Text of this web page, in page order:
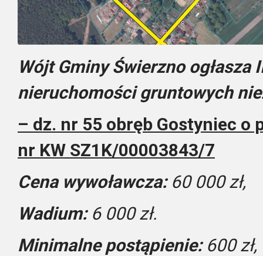
Wójt Gminy Świerzno ogłasza
nieruchomości gruntowych
– dz. nr 55 obręb Gostyniec o
nr KW SZ1K/00003843/7
Cena wywoławcza: 60 000 zł,
Wadium:6 000 zł.
Minimalne postąpienie: 600 zł,